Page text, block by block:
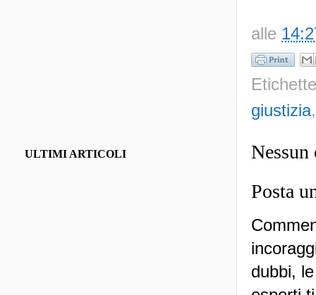
alle
giustizia
Nessun
Posta
dubbi,
ULTIMI ARTICOLI